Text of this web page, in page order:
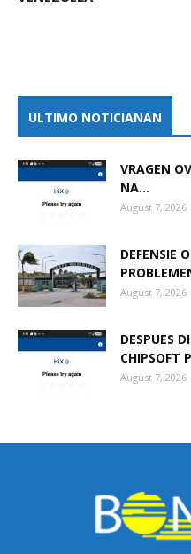
ULTIMO NOTICIANAN
VRAGEN
NA...
August 7, 2026
DEFENSIE
August 7, 2026
DESPUES
CHIPSOFT
August 7, 2026